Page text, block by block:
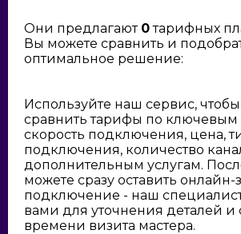
Они предлагают 0тарифных
Вы можете сравнить и
оптимальное решение:
Используйте наш сервис,
сравнить тарифы по ключевым
скорость подключения, цена,
подключения, количество
дополнительным услугам.
можете сразу оставить онлайн-
подключение - наш
вами для уточнения деталей и
времени визита мастера.